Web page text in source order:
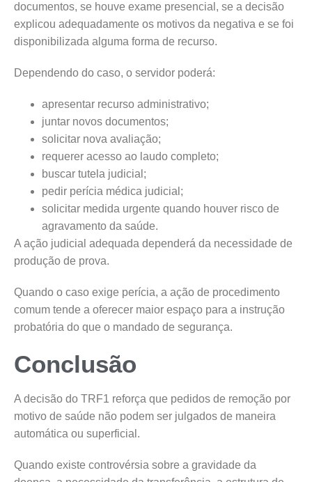
documentos, se houve exame presencial, se a decisão
explicou adequadamente os motivos da negativa e se foi
disponibilizada alguma forma de recurso.
Dependendo do caso, o servidor poderá:
apresentar recurso administrativo;
juntar novos documentos;
solicitar nova avaliação;
requerer acesso ao laudo completo;
buscar tutela judicial;
pedir perícia médica judicial;
solicitar medida urgente quando houver risco de
agravamento da saúde.
A ação judicial adequada dependerá da necessidade de
produção de prova.
Quando o caso exige perícia, a ação de procedimento
comum tende a oferecer maior espaço para a instrução
probatória do que o mandado de segurança.
Conclusão
A decisão do TRF1 reforça que pedidos de remoção por
motivo de saúde não podem ser julgados de maneira
automática ou superficial.
Quando existe controvérsia sobre a gravidade da